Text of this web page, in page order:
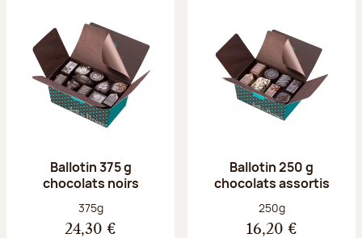
Ballotin 375 g
chocolats noirs
Poids net :
375g
24,30 €
Ballotin 250 g
chocolats assortis
Poids net :
250g
16,20 €